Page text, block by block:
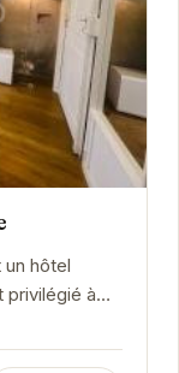
un hôtel
privilégié à
et...